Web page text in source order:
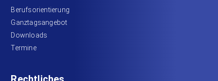
Berufsorientierung
Ganztagsangebot
Downloads
Termine